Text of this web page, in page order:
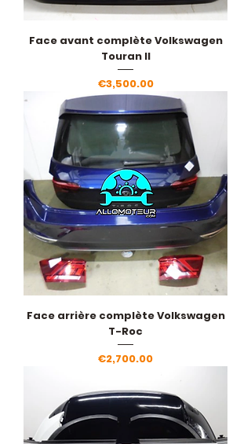
Face avant complète Volkswagen
Touran II
Price
€3,500.00
Face arrière complète Volkswagen
T-Roc
Price
€2,700.00